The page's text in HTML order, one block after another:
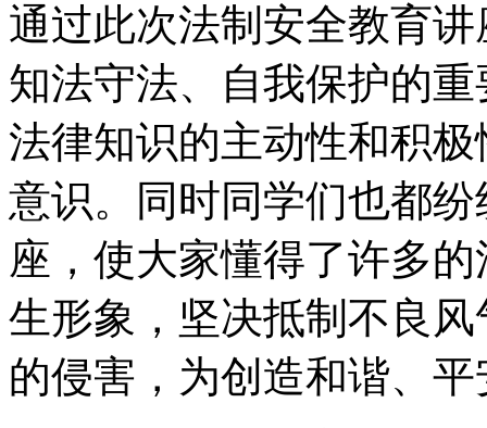
通过此次法制安全教育
知法守法、自我保护的
法律知识的主动性和积
意识。同时同学们也都
座，使大家懂得了许多
生形象，坚决抵制不良
的侵害，为创造和谐、